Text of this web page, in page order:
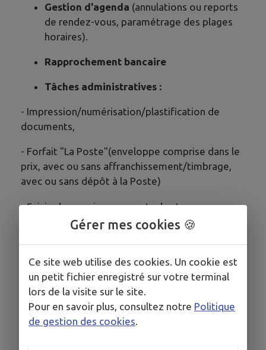
Gestion d'agenda (annulations ou reports
de rendez-vous, paramétrage des plages
horaires).
Rapprochement bancaire
Tâches administratives :
- Impression/numérisation/plastification de
documents,
- Forfait "La Poste"(enveloppe comprise dans le
prix, avec ou sans affranchissement/timbrage,
avec ou sans dépôt à la Poste)
- Saisie de courriers, rapports de stages,
mémoires...
​​- Retranscription de dictées vocales​​
- Relance d'impayés (par appels ou courriers)
​- Réalisation de devis et factures​​
- Gestion des mails​
Gérer mes cookies 🍪
Ce site web utilise des cookies. Un cookie est
un petit fichier enregistré sur votre terminal
lors de la visite sur le site.
Pour en savoir plus, consultez notre Politique
de gestion des cookies